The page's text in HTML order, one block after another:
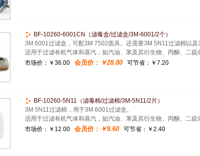
BF-10260-6001CN（滤毒盒/过滤盒/3M-6001/2个）
3M 6001过滤盒，可配3M 7502面具。还需要3M 5N11过滤棉以及
适用于过滤有机气体和蒸汽，如汽油、苯及其衍生物、丙酮、二硫
市场价： ￥36.00 会员价： ￥28.80 可节省：￥7.20
BF-10260-5N11（滤毒棉/过滤棉/3M-5N11/2片）
3M 5N11过滤棉，用于3M 6001过滤盒。
适用于过滤有机气体和蒸汽，如汽油、苯及其衍生物、丙酮、二硫
市场价： ￥12.00 会员价： ￥9.60 可节省：￥2.40